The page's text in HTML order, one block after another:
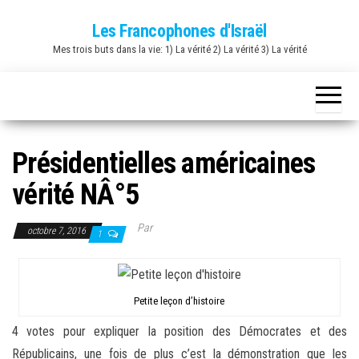
Les Francophones d'Israël
Mes trois buts dans la vie: 1) La vérité 2) La vérité 3) La vérité
Présidentielles américaines
vérité NÂ°5
octobre 7, 2016 1 Par
Petite leçon d’histoire
4 votes pour expliquer la position des Démocrates et des
Républicains, une fois de plus c’est la démonstration que les